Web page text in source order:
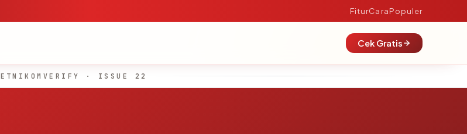
FiturCaraPopuler
Cek Gratis
ETNIKOMVERIFY · ISSUE 22